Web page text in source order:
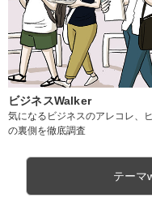
ビジネスWalker
気になるビジネスのアレコレ、
の裏側を徹底調査
テーマ